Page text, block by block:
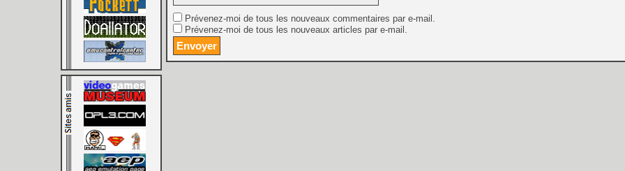
Prévenez-moi de tous les nouveaux commentaires par e-mail.
Prévenez-moi de tous les nouveaux articles par e-mail.